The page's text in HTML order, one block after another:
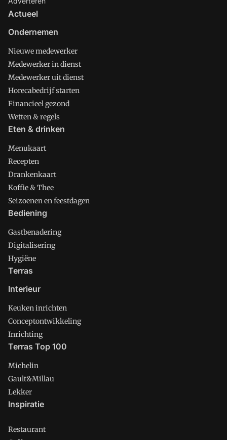
Actueel
Ondernemen
Nieuwe medewerker
Medewerker in dienst
Medewerker uit dienst
Horecabedrijf starten
Financieel gezond
Wetten & regels
Eten & drinken
Menukaart
Recepten
Drankenkaart
Koffie & Thee
Seizoenen en feestdagen
Bediening
Gastbenadering
Digitalisering
Hygiëne
Terras
Interieur
Keuken inrichten
Conceptontwikkeling
Inrichting
Terras Top 100
Michelin
Gault&Millau
Lekker
Inspiratie
Restaurant